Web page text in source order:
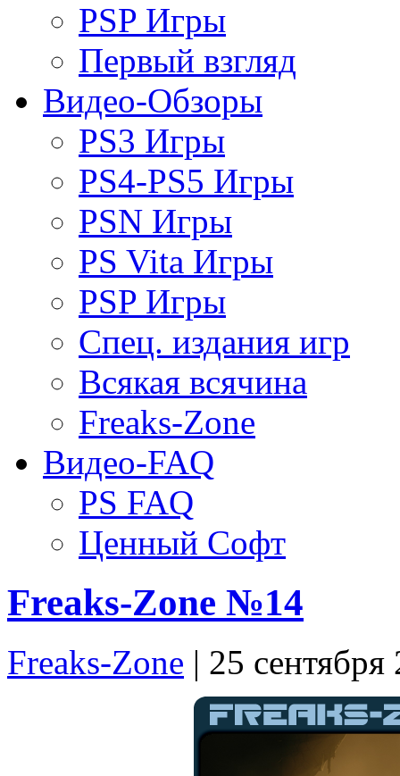
PSP Игры
Первый взгляд
Видео-Обзоры
PS3 Игры
PS4-PS5 Игры
PSN Игры
PS Vita Игры
PSP Игры
Спец. издания игр
Всякая всячина
Freaks-Zone
Видео-FAQ
PS FAQ
Ценный Софт
Freaks-Zone №14
Freaks-Zone | 25 сентября